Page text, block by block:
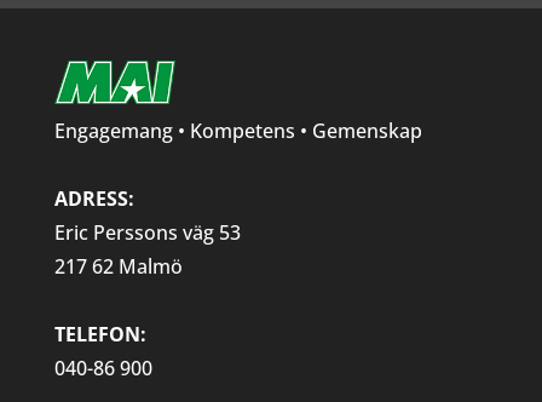
Engagemang • Kompetens • Gemenskap
ADRESS:
Eric Perssons väg 53
217 62 Malmö
TELEFON:
040-86 900